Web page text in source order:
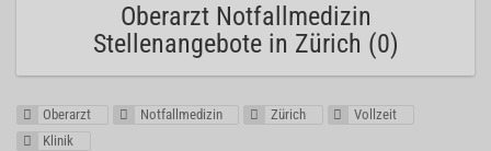
Oberarzt Notfallmedizin
Stellenangebote in Zürich (0)
Oberarzt Notfallmedizin Zürich
Vollzeit
Klinik